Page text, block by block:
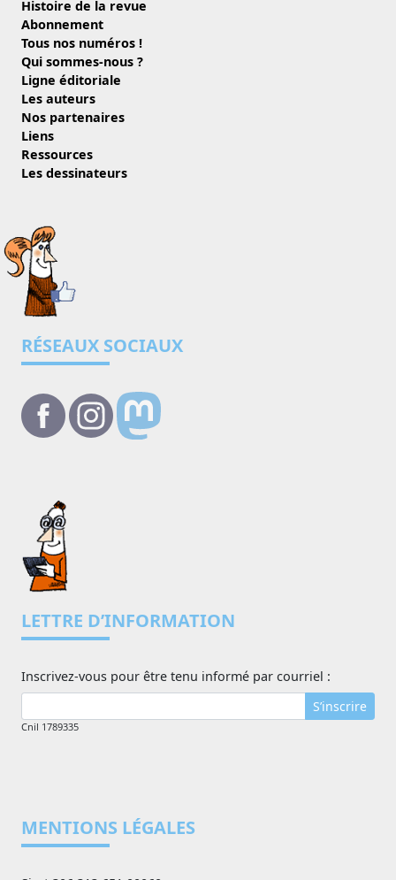
Histoire de la revue
Abonnement
Tous nos numéros !
Qui sommes-nous ?
Ligne éditoriale
Les auteurs
Nos partenaires
Liens
Ressources
Les dessinateurs
RÉSEAUX SOCIAUX
LETTRE D’INFORMATION
Inscrivez-vous pour être tenu informé par courriel :
S’inscrire
Cnil 1789335
MENTIONS LÉGALES